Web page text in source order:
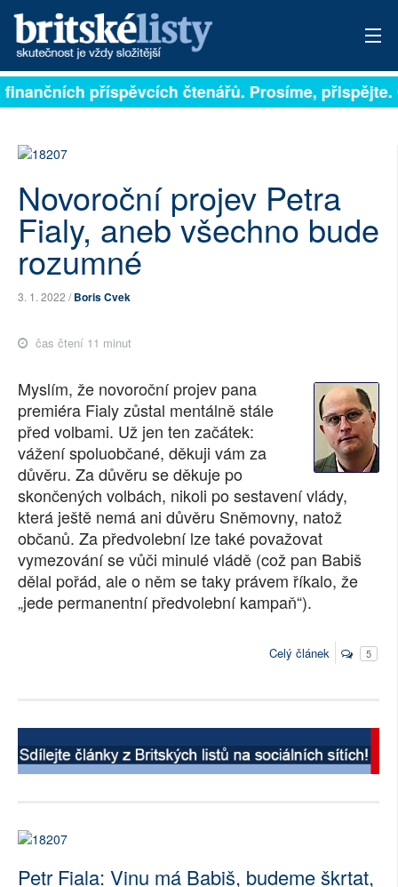
PŘIHLÁSIT
ROZHOVORY
TÉMATA
NEJČTENĚJŠÍ ZA 7 DNÍ
AUTOŘI
PŘÍSPĚVKY NA PROVOZ
SOCIÁLNÍ SÍTĚ
RUBRIKY
PLNÁ VERZE STRÁNEK
finančních příspěvcích čtenářů. Prosíme,
Novoroční projev Petra
Fialy, aneb všechno bude
rozumné
3. 1. 2022 /Boris Cvek
čas čtení 11 minut
Myslím, že novoroční projev pana
premiéra Fialy zůstal mentálně stále
před volbami. Už jen ten začátek:
vážení spoluobčané, děkuji vám za
důvěru. Za důvěru se děkuje po
skončených volbách, nikoli po sestavení vlády,
která ještě nemá ani důvěru Sněmovny, natož
občanů. Za předvolební lze také považovat
vymezování se vůči minulé vládě (což pan Babiš
dělal pořád, ale o něm se taky právem říkalo, že
„jede permanentní předvolební kampaň“).
Celý článek 5
Petr Fiala: Vinu má Babiš, budeme škrtat,